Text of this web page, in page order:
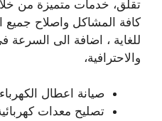
تقلق، خدمات متميزة من
كافة المشاكل واصلاح
للغاية ، اضافة الى السرعة
والاحترافية،
صيانة اعطال
تصليح معدات